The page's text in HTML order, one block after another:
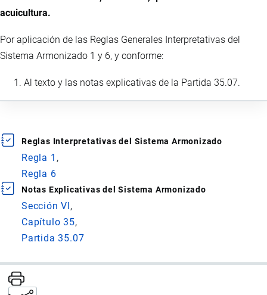
acuicultura.
Por aplicación de las Reglas Generales Interpretativas del
Sistema Armonizado 1 y 6, y conforme:
Al texto y las notas explicativas de la Partida 35.07.
Reglas Interpretativas del Sistema Armonizado
Regla 1
Regla 6
Notas Explicativas del Sistema Armonizado
Sección VI
Capítulo 35
Partida 35.07